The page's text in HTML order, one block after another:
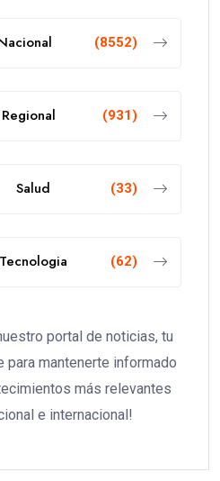
(8552)
Regional (931)
Salud (33)
Tecnologia (62)
portal de noticias, tu
para mantenerte informado
más relevantes
e internacional!